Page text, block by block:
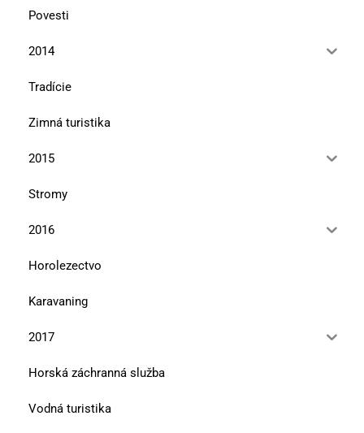
Povesti
2014
Tradície
Zimná turistika
2015
Stromy
2016
Horolezectvo
Karavaning
2017
Horská záchranná služba
Vodná turistika